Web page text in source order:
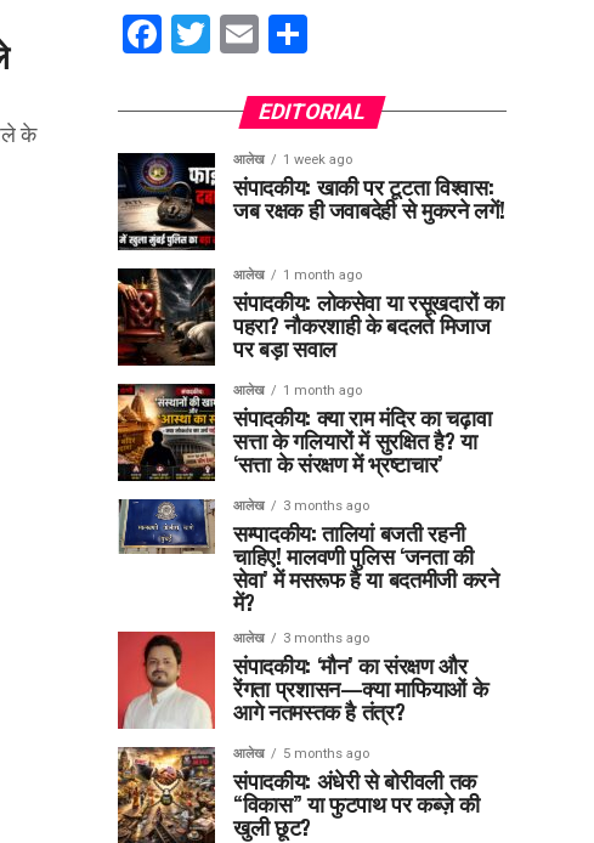
के
Facebook
Twitter
Email
EDITORIAL
आलेख 1 week ago
संपादकीय: खाकी पर टूटता विश्वास:
जब रक्षक ही जवाबदेही से मुकरने लगें!
आलेख 1 month ago
संपादकीय: लोकसेवा या रसूखदारों का
पहरा? नौकरशाही के बदलते मिजाज
पर बड़ा सवाल
आलेख 1 month ago
संपादकीय: क्या राम मंदिर का चढ़ावा
सत्ता के गलियारों में सुरक्षित है? या
‘सत्ता के संरक्षण में भ्रष्टाचार’
आलेख 3 months ago
सम्पादकीय: तालियां बजती रहनी
चाहिए! मालवणी पुलिस ‘जनता की
सेवा’ में मसरूफ है या बदतमीजी करने
में?
आलेख 3 months ago
संपादकीय: ‘मौन’ का संरक्षण और
रेंगता प्रशासन—क्या माफियाओं के
आगे नतमस्तक है तंत्र?
आलेख 5 months ago
संपादकीय: अंधेरी से बोरीवली तक
“विकास” या फुटपाथ पर कब्ज़े की
खुली छूट?